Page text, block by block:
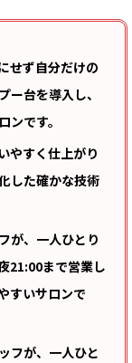
せず自分だけの
ー台を導入し、
です。
やすく仕上がり
した確かな技術
が、一人ひとり
21:00まで営業し
すいサロンで
フが、一人ひと